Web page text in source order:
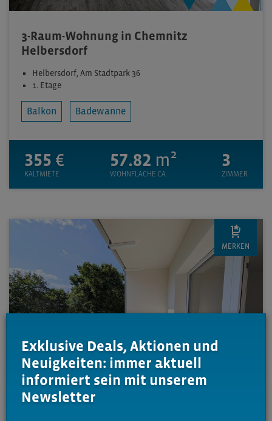
3-Raum-Wohnung in Chemnitz
Helbersdorf
Helbersdorf, Am Stadtpark 36
1. Etage
Balkon Badewanne
355 €
KALTMIETE
57.82 m²
WOHNFLÄCHE CA.
3
ZIMMER
MERKEN
Exklusive Deals, Aktionen und
Neuigkeiten: immer aktuell
informiert sein mit unserem
Newsletter